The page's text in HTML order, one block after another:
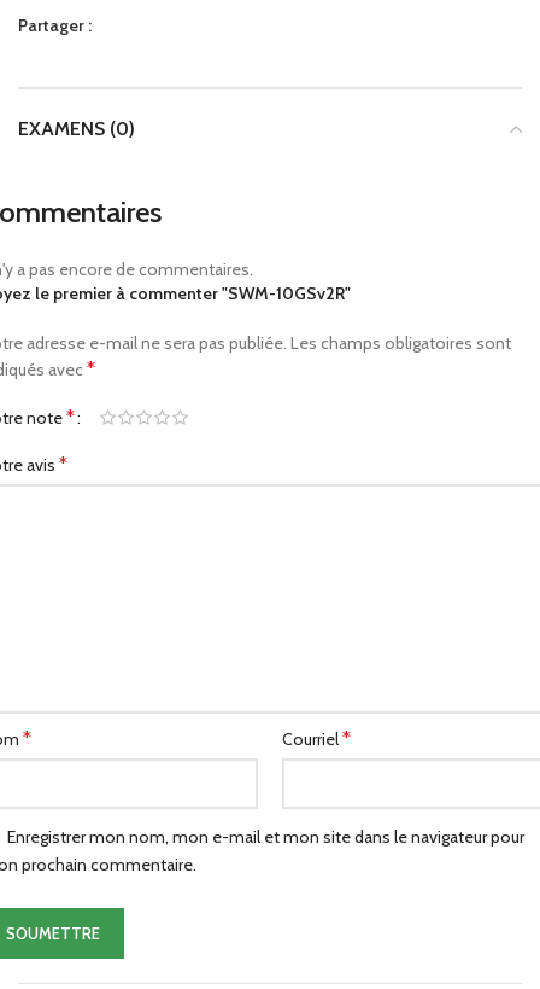
Partager :
EXAMENS (0)
a pas encore de commentaires.
le premier à commenter "SWM-10GSv2R"
adresse e-mail ne sera pas publiée. Les champs obligatoires sont
avec *
note*
avis *
* Courriel*
Enregistrer mon nom, mon e-mail et mon site dans le navigateur pour
prochain commentaire.